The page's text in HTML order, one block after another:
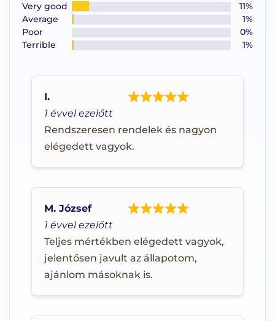
Very good
11%
Average
1%
Poor
0%
Terrible
1%
1 évvel ezelőtt
Rendszeresen rendelek és nagyon
elégedett vagyok.
I.
1 évvel ezelőtt
Teljes mértékben elégedett vagyok,
jelentősen javult az állapotom,
ajánlom másoknak is.
M. József